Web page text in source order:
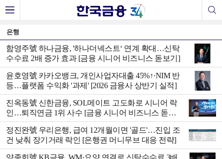
은행
함영주號 하나금융, '하나더넥스트‘ 연계 확대…신탁
수수료 2배 증가 효과 [금융 시니어 비즈니스 돋보기]
윤호영號 카카오뱅크, 개인사업자대출 45%↑·NIM 반
등…플랫폼 수익화 '과제' [2026 금융사 상반기 실적]
진옥동號 신한금융, SOL메이트 고도화로 시니어 락
인…퇴직연금 1위 사수 [금융 시니어 비즈니스 돋보
기]
정진완號 우리은행, 급여 12개월이면 '골드'…진입 조
건 낮춰 장기거래 락인 [은행권 머니무브 대응 전략]
양종희號 KB금융, WM·요양 연결로 신탁수수료 3배